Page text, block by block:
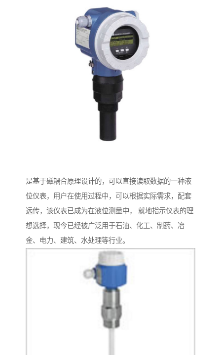
是基于磁耦合原理设计的，可以直接读取数据的一种液
位仪表，用户在使用过程中，可以根据实际需求，配套
远传，该仪表已成为在液位测量中， 就地指示仪表的理
想选择，现今已经被广泛用于石油、化工、制药、冶
金、电力、建筑、水处理等行业。